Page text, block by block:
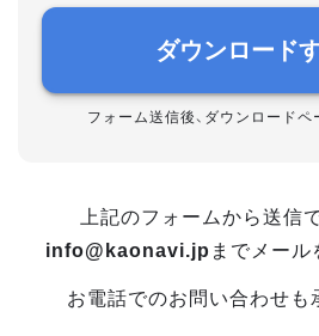
ダウンロード
フォーム送信後、ダウンロードペ
上記のフォームから送信
info@kaonavi.jp までメール
お電話でのお問い合わせも